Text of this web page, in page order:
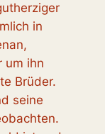
in
um ihn
Brüder.
seine